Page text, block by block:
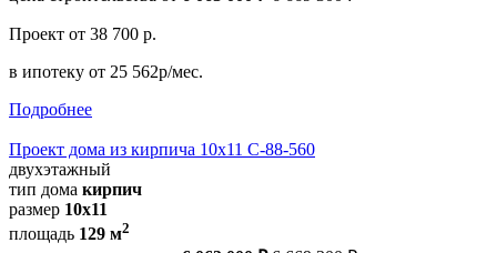
Проект от 38 700 р.
в ипотеку от 25 562р/мес.
Подробнее
Проект дома из кирпича 10х11 С-88-560
двухэтажный
тип дома кирпич
размер 10х11
площадь 129 м2